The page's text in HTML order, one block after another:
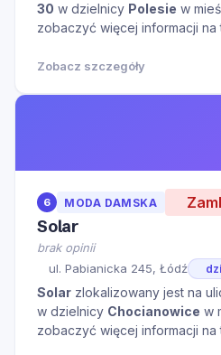
30 w dzielnicy Polesie w
zobaczyć więcej informacji na
Zobacz szczegóły
6 MODA DAMSKA
Solar
brak opinii
ul. Pabianicka 245, Łódź
Solar zlokalizowany jest na
w dzielnicy Chocianowice w
zobaczyć więcej informacji na